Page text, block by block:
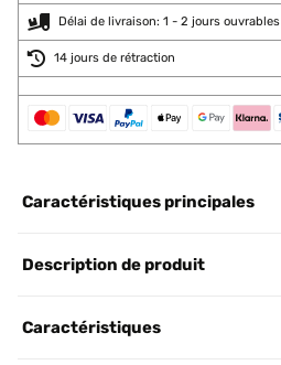
Délai de livraison: 1 - 2 jours ouvrables
14 jours de rétraction
Caractéristiques principales
Description de produit
Caractéristiques